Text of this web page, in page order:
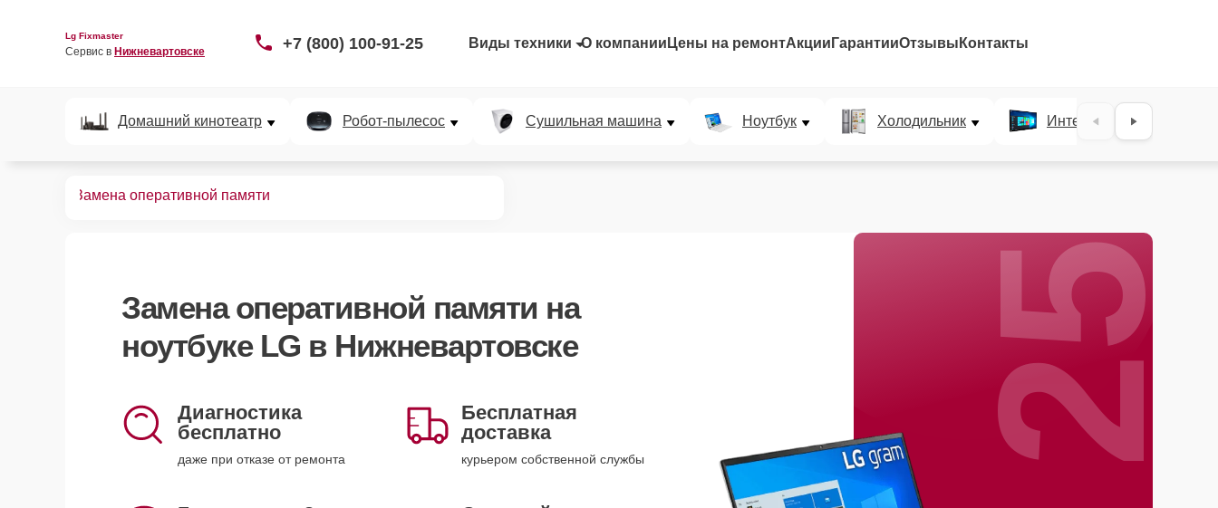
Lg Fixmaster
Сервис в Нижневартовске +7 (800) 100-91-25 Виды техники О компании Цены на ремонтАкции ГарантииОтзывы Контакты
Домашний кинотеатр Робот-пылесос Сушильная машина Ноутбук Холодильник Интерактивные панели
Замена оперативной памяти
Замена оперативной памяти на
ноутбуке LG в Нижневартовске
Диагностика
бесплатно
даже при отказе от ремонта
Бесплатная
доставка
курьером собственной службы 25%